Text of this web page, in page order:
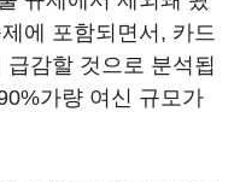
에 포함되면서, 카드
감할 것으로 분석됩
가량 여신 규모가